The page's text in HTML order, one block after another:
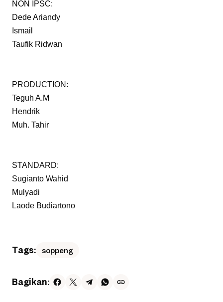
NON IPSC:
Dede Ariandy
Ismail
Taufik Ridwan
PRODUCTION:
Teguh A.M
Hendrik
Muh. Tahir
STANDARD:
Sugianto Wahid
Mulyadi
Laode Budiartono
Tags: soppeng
Bagikan: